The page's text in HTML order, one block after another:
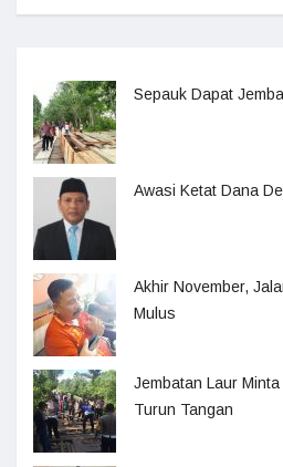
Sepauk Dapat
Awasi Ketat Dana
Akhir November,
Mulus
Jembatan Laur
Turun Tangan